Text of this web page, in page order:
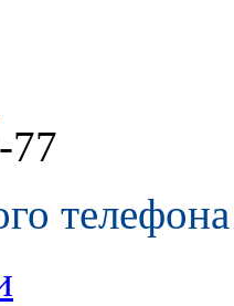
77